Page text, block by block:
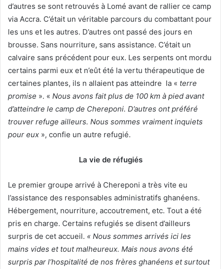
d’autres se sont retrouvés à Lomé avant de rallier ce camp
via Accra. C’était un véritable parcours du combattant pour
les uns et les autres. D’autres ont passé des jours en
brousse. Sans nourriture, sans assistance. C’était un
calvaire sans précédent pour eux. Les serpents ont mordu
certains parmi eux et n’eût été la vertu thérapeutique de
certaines plantes, ils n allaient pas atteindre la « terre
promise ». « Nous avons fait plus de 100 km à pied avant
d’atteindre le camp de Chereponi. D’autres ont préféré
trouver refuge ailleurs. Nous sommes vraiment inquiets
pour eux », confie un autre refugié.
La vie de réfugiés
Le premier groupe arrivé à Chereponi a très vite eu
l’assistance des responsables administratifs ghanéens.
Hébergement, nourriture, accoutrement, etc. Tout a été
pris en charge. Certains refugiés se disent d’ailleurs
surpris de cet accueil. « Nous sommes arrivés ici les
mains vides et tout malheureux. Mais nous avons été
surpris par l’hospitalité de nos frères ghanéens et surtout